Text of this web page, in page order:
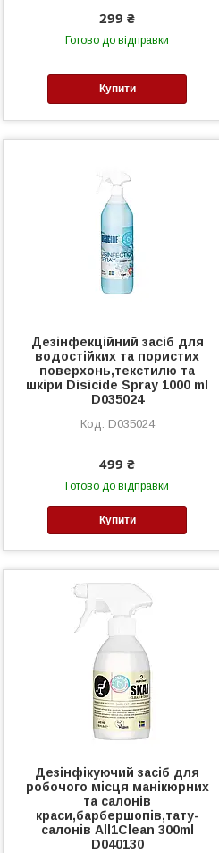
299 ₴
Готово до відправки
Купити
Дезінфекційний засіб для
водостійких та пористих
поверхонь,текстилю та
шкіри Disicide Spray 1000 ml
D035024
D035024
499 ₴
Готово до відправки
Купити
Дезінфікуючий засіб для
робочого місця манікюрних
та салонів
краси,барбершопів,тату-
салонів All1Clean 300ml
D040130